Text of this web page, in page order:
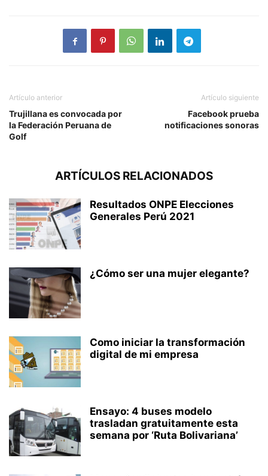
Artículo anterior
Trujillana es convocada por
la Federación Peruana de
Golf
Artículo siguiente
Facebook prueba
notificaciones sonoras
ARTÍCULOS RELACIONADOS
Resultados ONPE Elecciones
Generales Perú 2021
¿Cómo ser una mujer elegante?
Como iniciar la transformación
digital de mi empresa
Ensayo: 4 buses modelo
trasladan gratuitamente esta
semana por ‘Ruta Bolivariana’